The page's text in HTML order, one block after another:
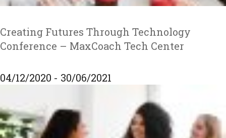
Creating Futures Through Technology
Conference – MaxCoach Tech Center
04/12/2020 - 30/06/2021